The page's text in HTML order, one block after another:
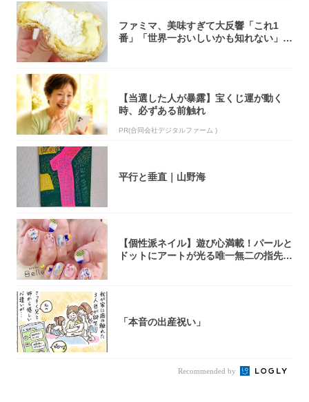
ファミマ、美味すぎて大反響「これ1
番」「世界一おいしいかも知れない」
【当選した人が暴露】宝くじ運が動く
時、必ずある前触れ
PR(合同会社デジタルファーム )
平行と垂直｜山野海
【個性派ネイル】遊び心満載！パールと
ドットにアートが光る唯一無二の指先が
「本音の出産祝い」
Recommended by